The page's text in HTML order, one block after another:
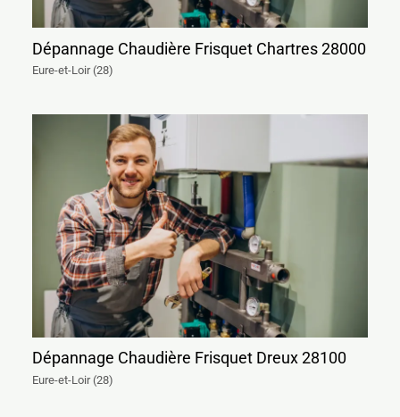
Dépannage Chaudière Frisquet Chartres 28000
Eure-et-Loir (28)
Dépannage Chaudière Frisquet Dreux 28100
Eure-et-Loir (28)